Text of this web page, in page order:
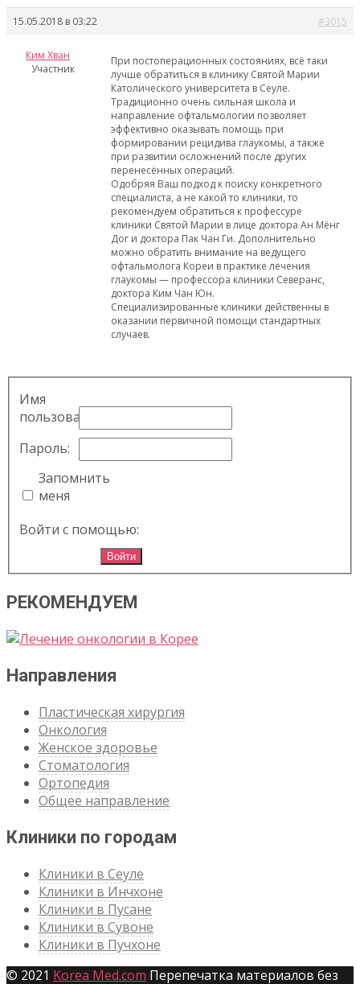
15.05.2018 в 03:22 #3015
Ким Хван
Участник
При постоперационных состояниях, всё таки
лучше обратиться в клинику Святой Марии
Католического университета в Сеуле.
Традиционно очень сильная школа и
направление офтальмологии позволяет
эффективно оказывать помощь при
формировании рецидива глаукомы, а также
при развитии осложнений после других
перенесённых операций.
Одобряя Ваш подход к поиску конкретного
специалиста, а не какой то клиники, то
рекомендуем обратиться к профессуре
клиники Святой Марии в лице доктора Ан Мёнг
Дог и доктора Пак Чан Ги. Дополнительно
можно обратить внимание на ведущего
офтальмолога Кореи в практике лечения
глаукомы — профессора клиники Северанс,
доктора Ким Чан Юн.
Специализированные клиники действенны в
оказании первичной помощи стандартных
случаев.
Имя
пользователя:
Пароль:
Запомнить
меня
Войти с помощью:
Войти
РЕКОМЕНДУЕМ
Направления
Пластическая хирургия
Онкология
Женское здоровье
Стоматология
Ортопедия
Общее направление
Клиники по городам
Клиники в Сеуле
Клиники в Инчхоне
Клиники в Пусане
Клиники в Сувоне
Клиники в Пучхоне
© 2021 Korea Med.com Перепечатка материалов без